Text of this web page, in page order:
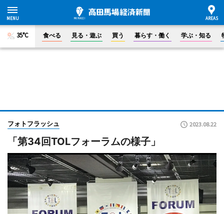
35°C 食べる 見る・遊ぶ 買う 暮らす・働く 学ぶ・知る
フォトフラッシュ 2023.08.22
「第34回TOLフォーラムの様子」